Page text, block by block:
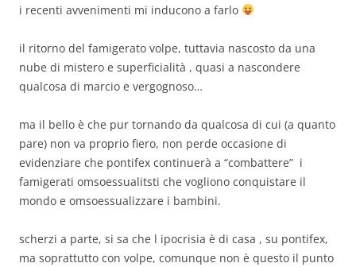
i recenti avvenimenti mi inducono a farlo
il ritorno del famigerato volpe, tuttavia nascosto da una
nube di mistero e superficialità , quasi a nascondere
qualcosa di marcio e vergognoso…
ma il bello è che pur tornando da qualcosa di cui (a quanto
pare) non va proprio fiero, non perde occasione di
evidenziare che pontifex continuerà a “combattere” i
famigerati omsoessualitsti che vogliono conquistare il
mondo e omsoessualizzare i bambini.
scherzi a parte, si sa che l ipocrisia è di casa , su pontifex,
ma soprattutto con volpe, comunque non è questo il punto